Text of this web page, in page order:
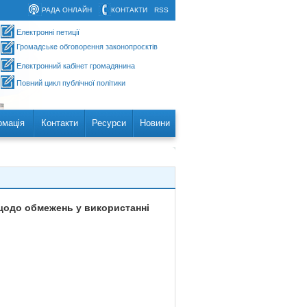
RSS
КОНТАКТИ
РАДА ОНЛАЙН
Електронні петиції
Громадське обговорення законопроєктів
Електронний кабінет громадянина
Повний цикл публічної політики
Контакти Ресурси Новини
обмежень у використанні